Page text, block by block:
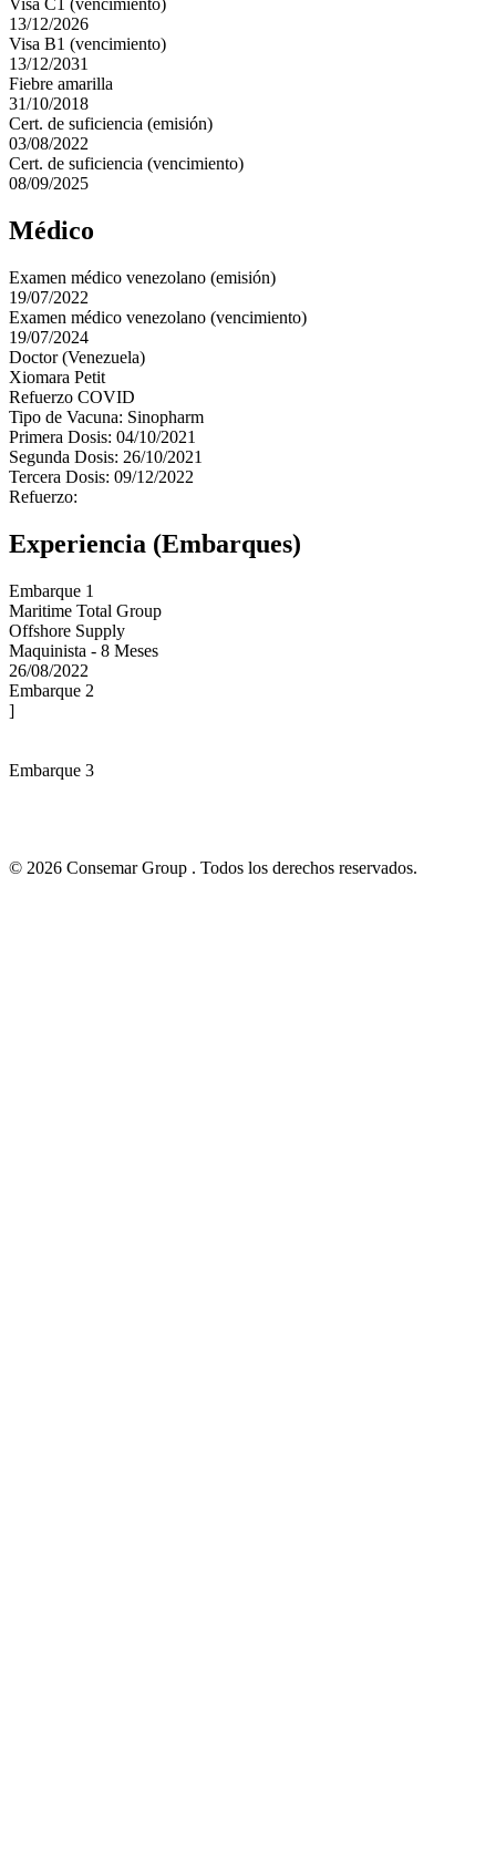
Visa C1 (vencimiento)
13/12/2026
Visa B1 (vencimiento)
13/12/2031
Fiebre amarilla
31/10/2018
Cert. de suficiencia (emisión)
03/08/2022
Cert. de suficiencia (vencimiento)
08/09/2025
Médico
Examen médico venezolano (emisión)
19/07/2022
Examen médico venezolano (vencimiento)
19/07/2024
Doctor (Venezuela)
Xiomara Petit
Refuerzo COVID
Tipo de Vacuna: Sinopharm
Primera Dosis: 04/10/2021
Segunda Dosis: 26/10/2021
Tercera Dosis: 09/12/2022
Refuerzo:
Experiencia (Embarques)
Embarque 1
Maritime Total Group
Offshore Supply
Maquinista - 8 Meses
26/08/2022
Embarque 2
]
Embarque 3
© 2026 Consemar Group . Todos los derechos reservados.